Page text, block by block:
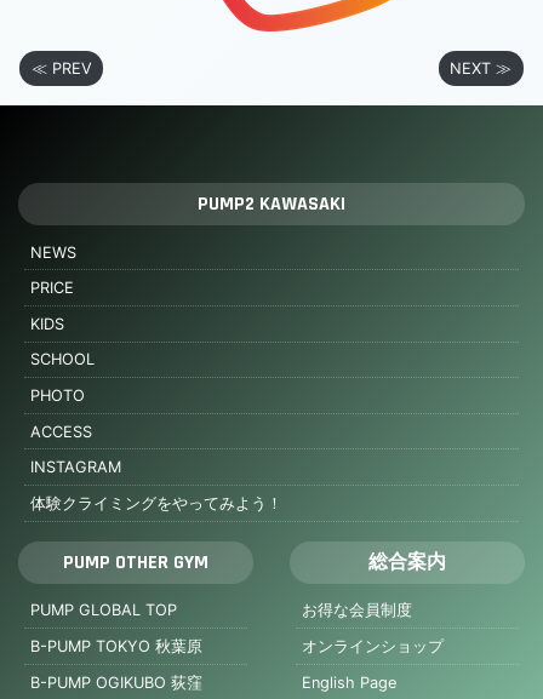
≪ PREV NEXT ≫
PUMP2 KAWASAKI
NEWS
PRICE
KIDS
SCHOOL
PHOTO
ACCESS
INSTAGRAM
体験クライミングをやってみよう！
PUMP OTHER GYM
PUMP GLOBAL TOP
B-PUMP TOKYO 秋葉原
B-PUMP OGIKUBO 荻窪
総合案内
お得な会員制度
オンラインショップ
English Page